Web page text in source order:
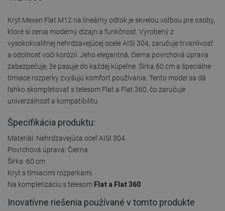
Kryt Mexen Flat M12 na lineárny odtok je skvelou voľbou pre osoby,
ktoré si cenia moderný dizajn a funkčnosť. Vyrobený z
vysokokvalitnej nehrdzavejúcej ocele AISI 304, zaručuje trvanlivosť
a odolnosť voči korózii. Jeho elegantná, čierna povrchová úprava
zabezpečuje, že pasuje do každej kúpeľne. Šírka 60 cm a špeciálne
tlmiace rozperky zvyšujú komfort používania. Tento model sa dá
ľahko skompletovať s telesom Flat a Flat 360, čo zaručuje
univerzálnosť a kompatibilitu.
Špecifikácia produktu:
Materiál: Nehrdzavejúca oceľ AISI 304
Povrchová úprava: Čierna
Šírka: 60 cm
Kryt s tlmiacimi rozperkami
Na kompletizáciu s telesom Flat a Flat 360
Inovatívne riešenia používané v tomto produkte